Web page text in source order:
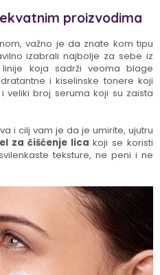
proizvodima
važno je da znate kom tipu
izabrali najbolje za sebe iz
koja sadrži veoma blage
i kiselinske tonere koji
veliki broj seruma koji su zaista
i cilj vam je da je umirite, ujutru
za čišćenje lica koji se koristi
teksture, ne peni i ne